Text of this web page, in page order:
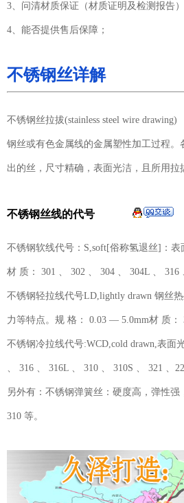
3、问清材质保证（材质证明及检测报告）
4、能否提供售后保障；
不锈钢丝详解
不锈钢丝拉拔(stainless steel wire
钢丝或有色金属线的金属塑性加工过程
出的丝，尺寸精确，表面光洁，且所用
不锈钢丝线的代号
不锈钢软线代号：S,soft[俗称氢退丝]：
材 质： 301 、 302 、 304 、 304L 、
不锈钢轻拉线代号LD,lightly drawn 钢丝
力等特点。规 格： 0.03 — 5.0mm材 质：
不锈钢冷拉线代号:WCD,cold drawn,表面
、 316 、 316L 、 310 、 310S 、 321 、
另外有：不锈钢弹簧丝：硬度高，弹性
310 等。